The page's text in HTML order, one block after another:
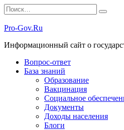
Перейти
к
содержанию
Search
for:
Pro-Gov.Ru
Информационный сайт о
Вопрос-ответ
База знаний
Образование
Вакцинация
Социальное
Документы
Доходы населения
Блоги